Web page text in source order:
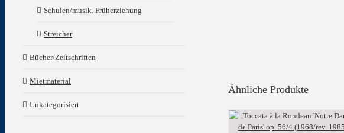
Ähnliche Produkte
Schulen/musik. Früherziehung
Streicher
Bücher/Zeitschriften
Mietmaterial
Unkategorisiert